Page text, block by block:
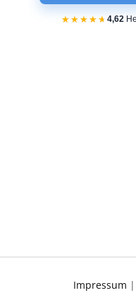
Impressum |